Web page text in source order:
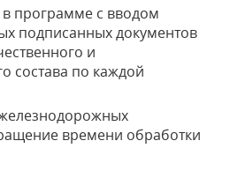
в программе с вводом
подписанных документов
и
состава по каждой
времени обработки